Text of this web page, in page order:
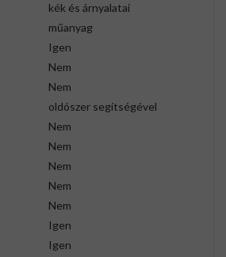
kék és árnyalatai
műanyag
Igen
Nem
Nem
oldószer segítségével
Nem
Nem
Nem
Nem
Nem
Igen
Igen